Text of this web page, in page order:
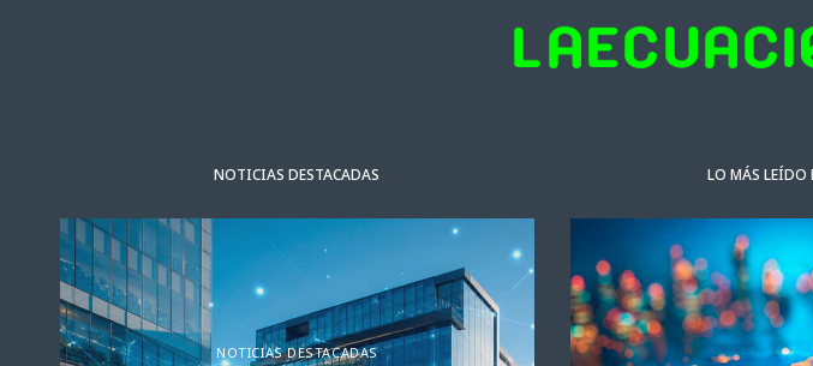
NOTICIAS DESTACADAS
NOTICIAS DESTACADAS
LO MÁS LEÍDO